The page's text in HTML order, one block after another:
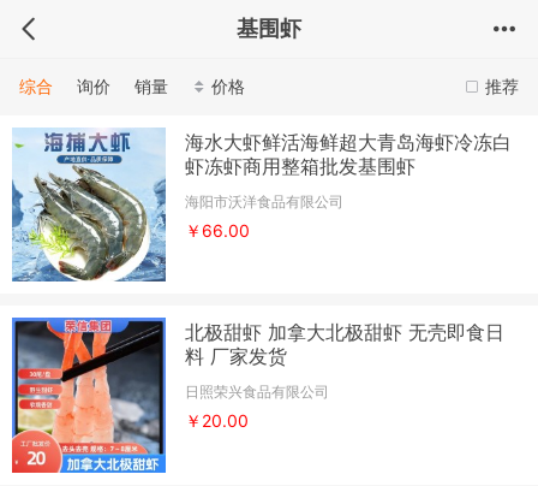
基围虾
推荐
综合 询价 销量 价格
海水大虾鲜活海鲜超大青岛海虾冷冻白
虾冻虾商用整箱批发基围虾
海阳市沃洋食品有限公司
￥66.00
北极甜虾 加拿大北极甜虾 无壳即食日
料 厂家发货
日照荣兴食品有限公司
￥20.00